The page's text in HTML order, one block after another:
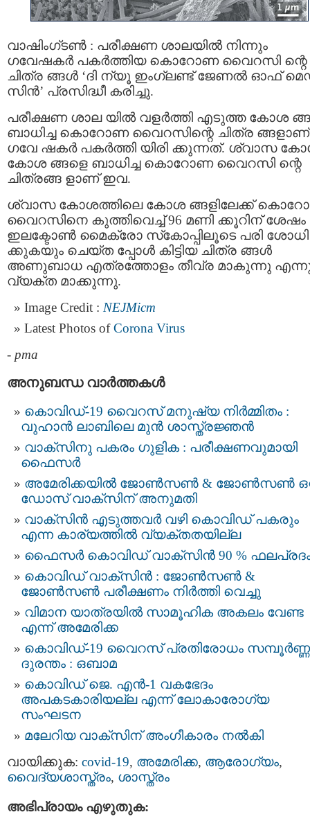
വാഷിംഗ്ടണ്‍ : പരീക്ഷണ ശാലയില്‍ നിന്നും
ഗവേഷകര്‍ പകര്‍ത്തിയ കൊറോണ വൈറസി ന്റെ
ചിത്ര ങ്ങള്‍ ‘ദി ന്യൂ ഇംഗ്ലണ്ട് ജേണല്‍ ഓഫ്
സിന്‍’ പ്രസിദ്ധീ കരിച്ചു.
പരീക്ഷണ ശാല യില്‍ വളര്‍ത്തി എടുത്ത കോശ
ബാധിച്ച കൊറോണ വൈറസിന്റെ ചിത്ര ങ്ങളാണ്
ഗവേ ഷകര്‍ പകര്‍ത്തി യിരി ക്കുന്നത്. ശ്വാസ
കോശ ങ്ങളെ ബാധിച്ച കൊറോണ വൈറസി ന്റെ
ചിത്രങ്ങ ളാണ് ഇവ.
ശ്വാസ കോശത്തിലെ കോശ ങ്ങളിലേക്ക്
വൈറസിനെ കുത്തിവെച്ച് 96 മണി ക്കൂറിന് ശേഷം
ഇലക്ടോണ്‍ മൈക്രോ സ്‌കോപ്പിലൂടെ പരി ശോധി
ക്കുകയും ചെയ്ത പ്പോള്‍ കിട്ടിയ ചിത്ര ങ്ങൾ
അണുബാധ എത്രത്തോളം തീവ്ര മാകുന്നു
വ്യക്ത മാക്കുന്നു.
Image Credit : NEJMicm
Latest Photos ofCorona Virus
- pma
അനുബന്ധ വാര്‍ത്തകള്‍
കൊവിഡ്-19 വൈറസ് മനുഷ്യ നിര്‍മ്മിതം :
വുഹാന്‍ ലാബിലെ മുന്‍ ശാസ്ത്രജ്ഞന്‍
വാക്സിനു പകരം ഗുളിക : പരീക്ഷണവുമായി
ഫൈസര്‍
അമേരിക്കയില്‍ ജോണ്‍സണ്‍ & ജോണ്‍സണ്‍
ഡോസ് വാക്സിന് അനുമതി
വാക്‌സിന്‍ എടുത്തവര്‍ വഴി കൊവിഡ് പകരും
എന്ന കാര്യത്തില്‍ വ്യക്തതയില്ല
ഫൈസര്‍ കൊവിഡ് വാക്‌സിന്‍ 90 %
കൊവിഡ് വാക്സിന്‍ : ജോണ്‍സൺ &
ജോൺസൺ പരീക്ഷണം നിർത്തി വെച്ചു
വിമാന യാത്രയില്‍ സാമൂഹിക അകലം വേണ്ട
എന്ന് അമേരിക്ക
കൊവിഡ്-19 വൈറസ് പ്രതിരോധം സമ്പൂര്‍ണ്ണ
ദുരന്തം : ഒബാമ
കൊവിഡ് ജെ. എൻ-1 വകഭേദം
അപകടകാരിയല്ല എന്ന് ലോകാരോഗ്യ
സംഘടന
മലേറിയ വാക്സിന് അംഗീകാരം നല്‍കി
വായിക്കുക: covid-19, അമേരിക്ക, ആരോഗ്യം,
വൈദ്യശാസ്ത്രം, ശാസ്ത്രം
അഭിപ്രായം എഴുതുക: